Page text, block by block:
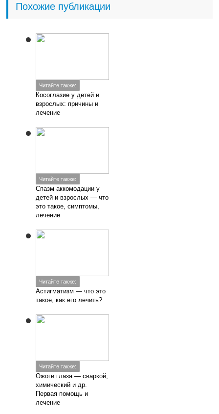
Похожие публикации
Читайте также:
Косоглазие у детей и
взрослых: причины и
лечение
Читайте также:
Cпазм аккомодации у
детей и взрослых — что
это такое, симптомы,
лечение
Читайте также:
Астигматизм — что это
такое, как его лечить?
Читайте также:
Ожоги глаза — сваркой,
химический и др.
Первая помощь и
лечение